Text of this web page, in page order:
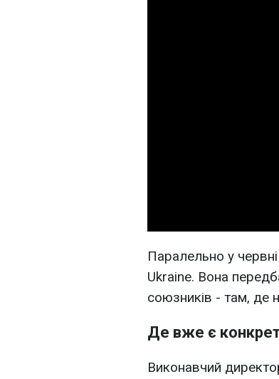
Паралельно у
Ukraine. Вона
союзників - там, де
Де вже є
Виконавчий